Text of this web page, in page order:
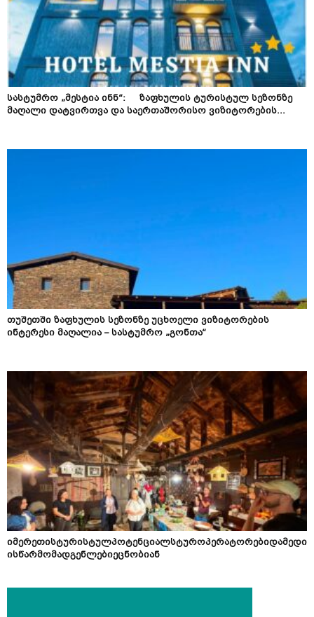
სასტუმრო „მესტია ინნ“: ზაფხულის ტურისტულ სეზონზე
მაღალი დატვირთვა და საერთაშორისო ვიზიტორების...
თუშეთში ზაფხულის სეზონზე უცხოელი ვიზიტორების
ინტერესი მაღალია – სასტუმრო „გონთა“
იმერეთისტურისტულპოტენციალსტუროპერატორებიდამედი
ისწარმომადგენლებიეცნობიან